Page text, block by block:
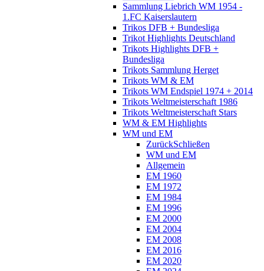
Sammlung Liebrich WM 1954 -
1.FC Kaiserslautern
Trikos DFB + Bundesliga
Trikot Highlights Deutschland
Trikots Highlights DFB +
Bundesliga
Trikots Sammlung Herget
Trikots WM & EM
Trikots WM Endspiel 1974 + 2014
Trikots Weltmeisterschaft 1986
Trikots Weltmeisterschaft Stars
WM & EM Highlights
WM und EM
ZurückSchließen
WM und EM
Allgemein
EM 1960
EM 1972
EM 1984
EM 1996
EM 2000
EM 2004
EM 2008
EM 2016
EM 2020